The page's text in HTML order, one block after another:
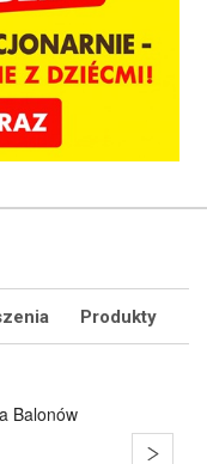
Produkty
Animatora